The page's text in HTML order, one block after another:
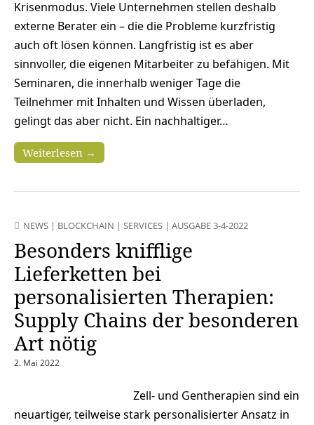
Krisenmodus. Viele Unternehmen stellen deshalb
externe Berater ein – die die Probleme kurzfristig
auch oft lösen können. Langfristig ist es aber
sinnvoller, die eigenen Mitarbeiter zu befähigen. Mit
Seminaren, die innerhalb weniger Tage die
Teilnehmer mit Inhalten und Wissen überladen,
gelingt das aber nicht. Ein nachhaltiger…
Weiterlesen →
NEWS | BLOCKCHAIN | SERVICES | AUSGABE 3-4-2022
Besonders knifflige
Lieferketten bei
personalisierten Therapien:
Supply Chains der besonderen
Art nötig
2. Mai 2022
Zell- und Gentherapien sind ein
neuartiger, teilweise stark personalisierter Ansatz in